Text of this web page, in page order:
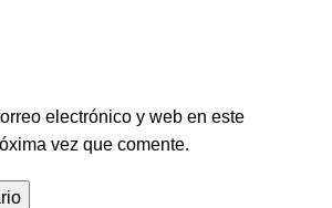
electrónico y web en este
vez que comente.